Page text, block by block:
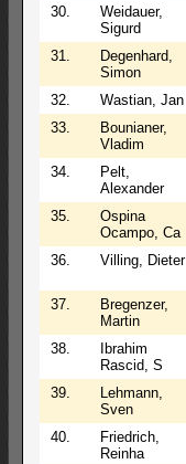
30.
Weidauer,
Sigurd
31.
Degenhard,
Simon
32. Wastian, Jan
33.
Bounianer,
Vladim
34.
Pelt,
Alexander
35.
Ospina
Ocampo, Ca
36. Villing, Dieter
37.
Bregenzer,
Martin
38.
Ibrahim
Rascid, S
39.
Lehmann,
Sven
40.
Friedrich,
Reinha